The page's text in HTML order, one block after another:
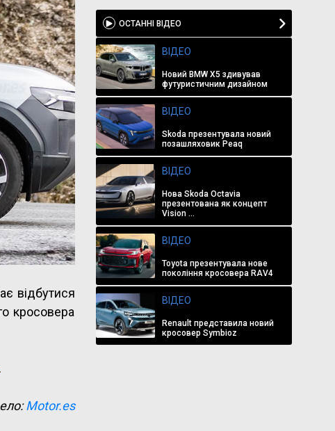
відбутися
кросовера
.
Motor.es
ОСТАННІ ВІДЕО
ВІДЕО
Новий BMW X5 здивував
футуристичним дизайном
ВІДЕО
Skoda презентувала новий
позашляховик Peaq
ВІДЕО
Нова Skoda Octavia
презентована як концепт
Vision ...
ВІДЕО
Toyota презентувала нове
покоління кросовера RAV4
ВІДЕО
Renault представила новий
кросовер Symbioz